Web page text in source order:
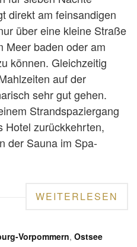
direkt am feinsandigen
über eine kleine Straße
Meer baden oder am
können. Gleichzeitig
auf der
sehr gut gehen.
Strandspaziergang
Hotel zurückkehrten,
der Sauna im Spa-
WEITERLESEN
Vorpommern, Ostsee